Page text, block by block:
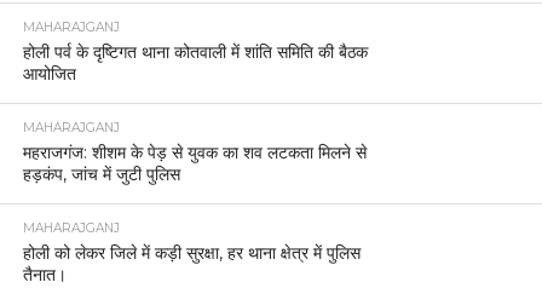
MAHARAJGANJ
होली पर्व के दृष्टिगत थाना कोतवाली में शांति समिति की बैठक
आयोजित
MAHARAJGANJ
महराजगंज: शीशम के पेड़ से युवक का शव लटकता मिलने से
हड़कंप, जांच में जुटी पुलिस
MAHARAJGANJ
होली को लेकर जिले में कड़ी सुरक्षा, हर थाना क्षेत्र में पुलिस
तैनात।